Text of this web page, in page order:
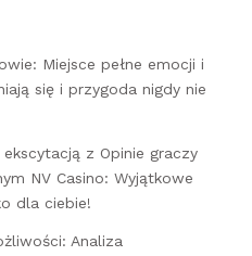
Miejsce pełne emocji i
się i przygoda nigdy nie
z Opinie graczy
NV Casino: Wyjątkowe
dla ciebie!
Analiza